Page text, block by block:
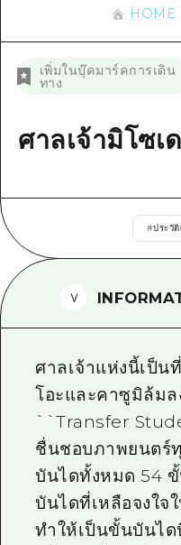
สถานบัน
มาตรฐาน
การรักษ
ธรรมช
บริเวณ
เกโฮคุ
จังหวัดเอ
เข้าถึงเข้
สรุปการ
ตั๋วเที่ยว
ฮิโรชิม่
วิดีโอฮิโ
คำถาม
ดาวน์โ
ข้อมูลก
ข่าว
HOME
เพิ่มในบุ๊คมาร์คการเดิน
ทาง
ศาลเจ้ามิโซเ
#ประวั
ศาลเจ้าแห่งนี้เป็
โอะและคาซูมิล้มล
``Transfer
ชื่นชอบภาพยนตร์
บันไดทั้งหมด 54
บันไดที่เหลือจงใจ
ทำให้เป็นขั้นบันไ